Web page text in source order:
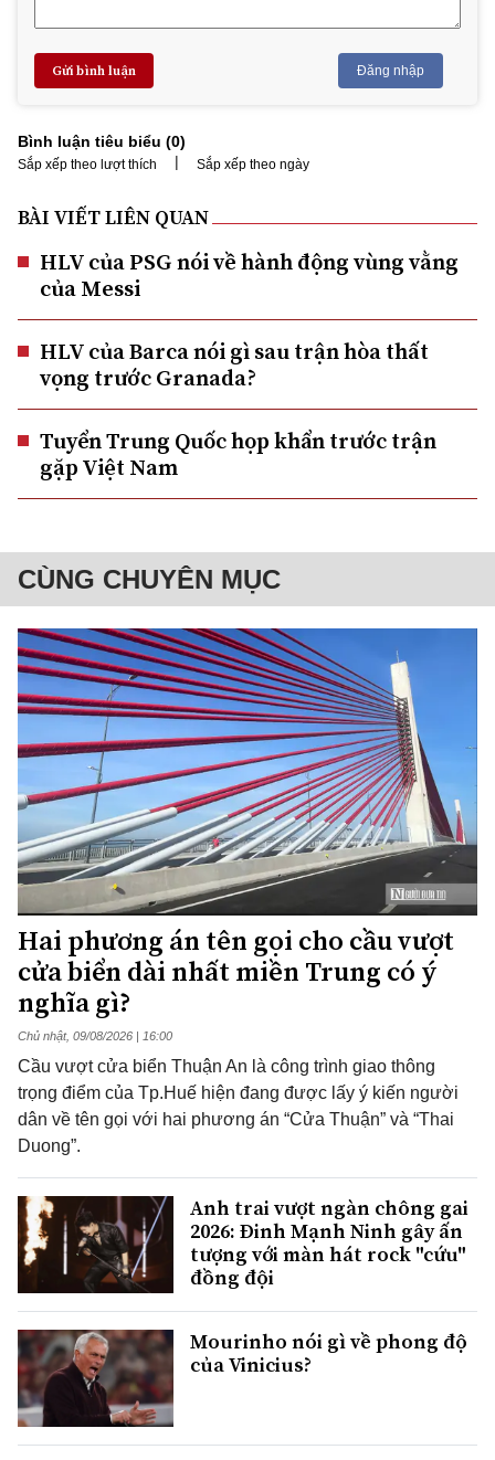
Gửi bình luận Đăng nhập
Bình luận tiêu biểu (0)
Sắp xếp theo lượt thích | Sắp xếp theo ngày
BÀI VIẾT LIÊN QUAN
HLV của PSG nói về hành động vùng vằng
của Messi
HLV của Barca nói gì sau trận hòa thất
vọng trước Granada?
Tuyển Trung Quốc họp khẩn trước trận
gặp Việt Nam
CÙNG CHUYÊN MỤC
Hai phương án tên gọi cho cầu vượt
cửa biển dài nhất miền Trung có ý
nghĩa gì?
Chủ nhật, 09/08/2026 | 16:00
Cầu vượt cửa biển Thuận An là công trình giao thông
trọng điểm của Tp.Huế hiện đang được lấy ý kiến người
dân về tên gọi với hai phương án “Cửa Thuận” và “Thai
Duong”.
Anh trai vượt ngàn chông gai
2026: Đinh Mạnh Ninh gây ấn
tượng với màn hát rock "cứu"
đồng đội
Mourinho nói gì về phong độ
của Vinicius?